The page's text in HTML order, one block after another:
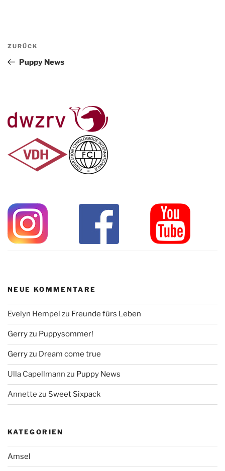
Beitragsnavigation
Vorheriger
Beitrag
ZURÜCK
Puppy News
NEUE KOMMENTARE
Evelyn Hempel zu Freunde fürs Leben
Gerryzu Puppysommer!
Gerryzu Dream come true
Ulla Capellmann zu Puppy News
Annette zu Sweet Sixpack
KATEGORIEN
Amsel